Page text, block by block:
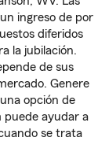
ingreso de por
diferidos
la jubilación.
de sus
Genere
opción de
puede ayudar a
se trata